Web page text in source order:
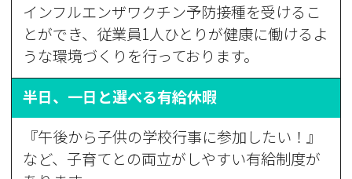
インフルエンザワクチン予防接種を受けるこ
とができ、従業員1人ひとりが健康に働けるよ
うな環境づくりを行っております。
半日、一日と選べる有給休暇
『午後から子供の学校行事に参加したい！』
など、子育てとの両立がしやすい有給制度が